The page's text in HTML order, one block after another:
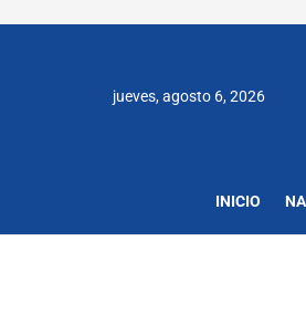
jueves, agosto 6, 2026
INICIO